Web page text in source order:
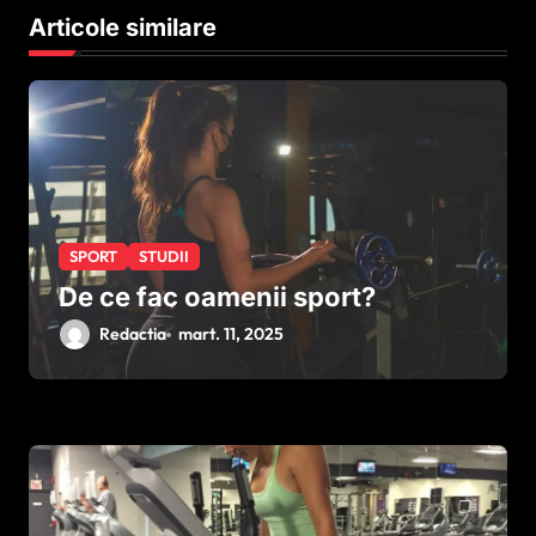
î
n
a
r
t
i
c
o
l
e
Articole similare
SPORT STUDII
De ce fac oamenii sport?
Redactia mart. 11, 2025